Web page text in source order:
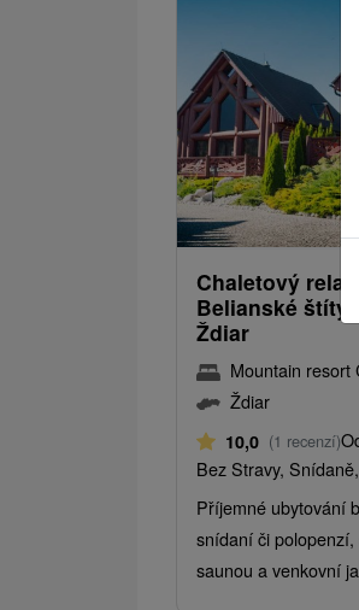
Chaletový relax
Belianské štíty
Ždiar
Mountain resort
Ždiar
10,0 (1 recenzí)
Bez Stravy,
Příjemné ubytování
snídaní či
saunou a venkovní